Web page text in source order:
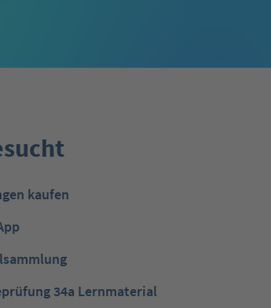
kaufen
34a Lernmaterial